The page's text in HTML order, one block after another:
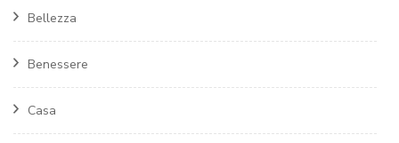
Bellezza
Benessere
Casa